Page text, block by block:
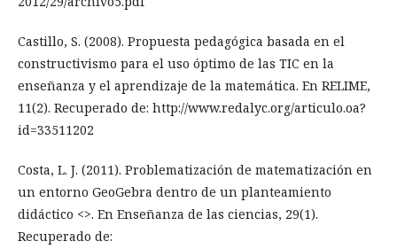
Castillo, S. (2008). Propuesta pedagógica basada en el
constructivismo para el uso óptimo de las TIC en la
enseñanza y el aprendizaje de la matemática. En RELIME,
11(2). Recuperado de: http://www.redalyc.org/articulo.oa?
id=33511202
Costa, L. J. (2011). Problematización de matematización en
un entorno GeoGebra dentro de un planteamiento
didáctico <>. En Enseñanza de las ciencias, 29(1).
Recuperado de: